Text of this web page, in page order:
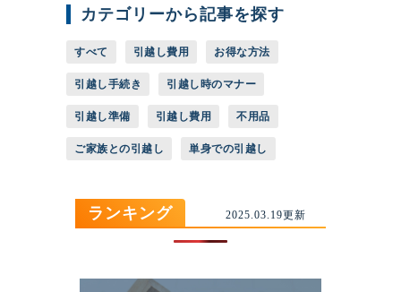
カテゴリーから記事を探す
すべて 引越し費用 お得な方法
引越し手続き 引越し時のマナー
引越し準備 引越し費用 不用品
ご家族との引越し 単身での引越し
ランキング 2025.03.19更新